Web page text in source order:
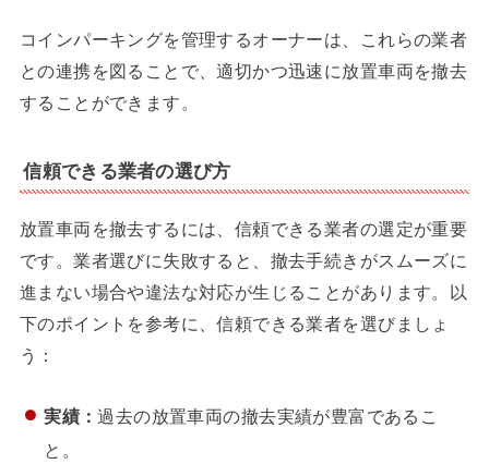
コインパーキングを管理するオーナーは、これらの業者
との連携を図ることで、適切かつ迅速に放置車両を撤去
することができます。
信頼できる業者の選び方
放置車両を撤去するには、信頼できる業者の選定が重要
です。業者選びに失敗すると、撤去手続きがスムーズに
進まない場合や違法な対応が生じることがあります。以
下のポイントを参考に、信頼できる業者を選びましょ
う：
実績：過去の放置車両の撤去実績が豊富であるこ
と。